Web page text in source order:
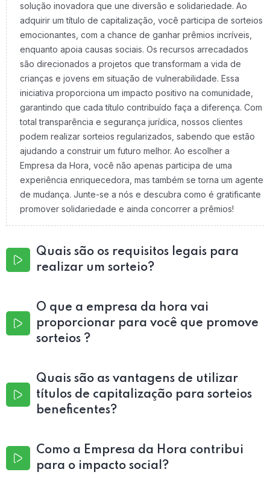
solução inovadora que une diversão e solidariedade. Ao
adquirir um título de capitalização, você participa de sorteios
emocionantes, com a chance de ganhar prêmios incríveis,
enquanto apoia causas sociais. Os recursos arrecadados
são direcionados a projetos que transformam a vida de
crianças e jovens em situação de vulnerabilidade. Essa
iniciativa proporciona um impacto positivo na comunidade,
garantindo que cada título contribuído faça a diferença. Com
total transparência e segurança jurídica, nossos clientes
podem realizar sorteios regularizados, sabendo que estão
ajudando a construir um futuro melhor. Ao escolher a
Empresa da Hora, você não apenas participa de uma
experiência enriquecedora, mas também se torna um agente
de mudança. Junte-se a nós e descubra como é gratificante
promover solidariedade e ainda concorrer a prêmios!
Quais são os requisitos legais para
realizar um sorteio?
O que a empresa da hora vai
proporcionar para você que promove
sorteios ?
Quais são as vantagens de utilizar
títulos de capitalização para sorteios
beneficentes?
Como a Empresa da Hora contribui
para o impacto social?